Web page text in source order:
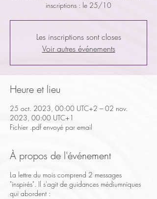
inscriptions : le 25/10
Les inscriptions sont closes
Voir autres événements
Heure et lieu
25 oct. 2023, 00:00 UTC+2 – 02 nov.
2023, 00:00 UTC+1
Fichier .pdf envoyé par email
À propos de l'événement
La lettre du mois comprend 2 messages
"inspirés". Il s'agit de guidances médiumniques
qui abordent :